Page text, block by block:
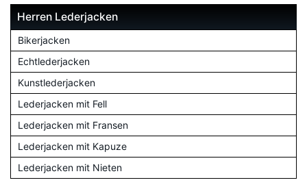
Herren Lederjacken
Bikerjacken
Echtlederjacken
Kunstlederjacken
Lederjacken mit Fell
Lederjacken mit Fransen
Lederjacken mit Kapuze
Lederjacken mit Nieten